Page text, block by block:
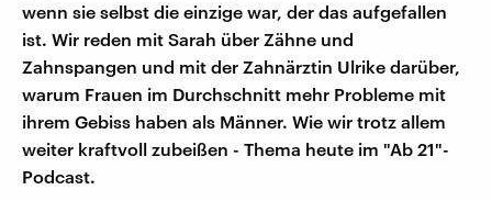
wenn sie selbst die einzige war, der das aufgefallen
ist. Wir reden mit Sarah über Zähne und
Zahnspangen und mit der Zahnärztin Ulrike darüber,
warum Frauen im Durchschnitt mehr Probleme mit
ihrem Gebiss haben als Männer. Wie wir trotz allem
weiter kraftvoll zubeißen - Thema heute im "Ab 21"-
Podcast.